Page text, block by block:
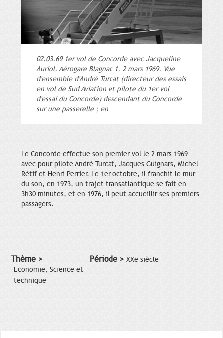
02.03.69 1er vol de Concorde avec Jacqueline
Auriol. Aérogare Blagnac 1. 2 mars 1969. Vue
d'ensemble d'André Turcat (directeur des essais
en vol de Sud Aviation et pilote du 1er vol
d'essai du Concorde) descendant du Concorde
sur une passerelle ; en
Le Concorde effectue son premier vol le 2 mars 1969
avec pour pilote André Turcat, Jacques Guignars, Michel
Rétif et Henri Perrier. Le 1er octobre, il franchit le mur
du son, en 1973, un trajet transatlantique se fait en
3h30 minutes, et en 1976, il peut accueillir ses premiers
passagers.
Thème >
Economie, Science et
technique
Période > XXe siècle